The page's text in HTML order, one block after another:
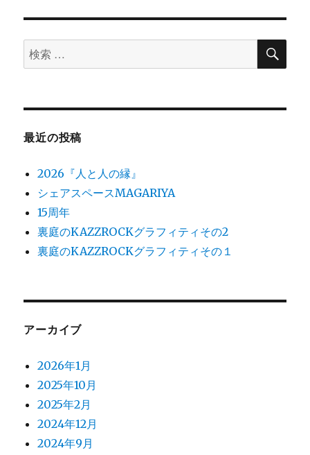
RES-
工
法」
検
索
象:
検
最近の投稿
2026『人と人の縁』
シェアスペースMAGARIYA
15周年
裏庭のKAZZROCKグラフィティその2
裏庭のKAZZROCKグラフィティその１
アーカイブ
2026年1月
2025年10月
2025年2月
2024年12月
2024年9月